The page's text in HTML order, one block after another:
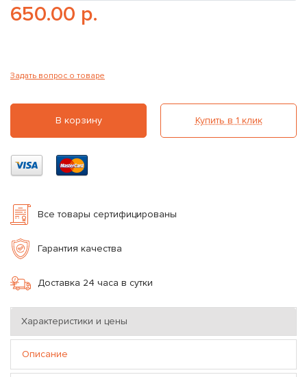
650.00 р.
Задать вопрос о товаре
В корзину Купить в 1 клик
Все товары сертифицированы
Гарантия качества
Доставка 24 часа в сутки
Характеристики и цены
Описание